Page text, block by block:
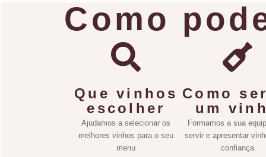
Como
Que vinhos
escolher
Ajudamos a selecionar os
melhores vinhos para o seu
menu
Como
um
Formamos a sua
servir e apresentar
confiança